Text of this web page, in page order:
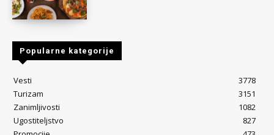
Popularne kategorije
Vesti
3778
Turizam
3151
Zanimljivosti
1082
Ugostiteljstvo
827